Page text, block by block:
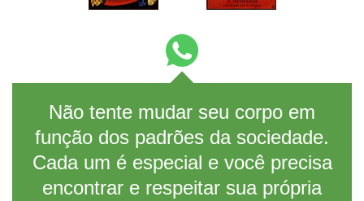
Não tente mudar seu corpo em
função dos padrões da sociedade.
Cada um é especial e você precisa
encontrar e respeitar sua própria